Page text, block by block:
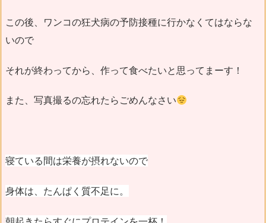
この後、ワンコの狂犬病の予防接種に行かなくてはならな
いので
それが終わってから、作って食べたいと思ってまーす！
また、写真撮るの忘れたらごめんなさい
寝ている間は栄養が摂れないので
身体は、たんぱく質不足に。